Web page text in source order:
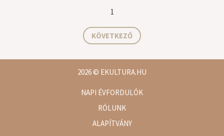
1
KÖVETKEZŐ
2026© EKULTURA.HU
NAPI ÉVFORDULÓK
RÓLUNK
ALAPÍTVÁNY